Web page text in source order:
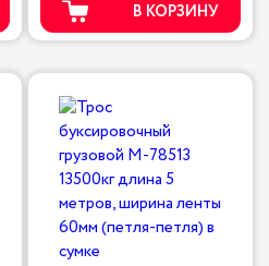
В КОРЗИНУ